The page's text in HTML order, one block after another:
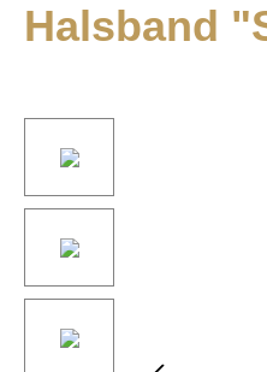
Halsband